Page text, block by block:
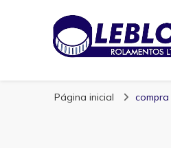
Blog |
Página inicial